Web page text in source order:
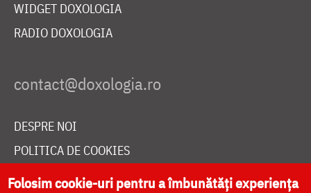
WIDGET DOXOLOGIA
RADIO DOXOLOGIA
DESPRE NOI
POLITICA DE COOKIES
DONEAZĂ ONLINE PENTRU CATEDRALA NAȚIONALĂ
Folosim cookie-uri pentru a îmbunătăți experiența